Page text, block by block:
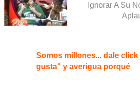
Ignorar A Su
Somos millones... dale click
gusta" y averigua porqué